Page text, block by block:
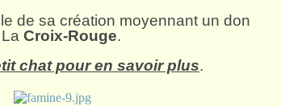
de sa création moyennant un don
Croix-Rouge.
chat pour en savoir plus.